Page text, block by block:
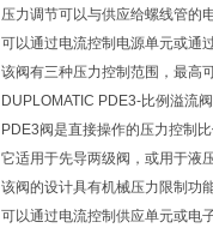
压力调节可以与供应给螺线管的
可以通过电流控制电源单元或通
该阀有三种压力控制范围，最高
DUPLOMATIC PDE3-比例溢流
PDE3阀是直接操作的压力控制
它适用于先导两级阀，或用于液
该阀的设计具有机械压力限制功
可以通过电流控制供应单元或电